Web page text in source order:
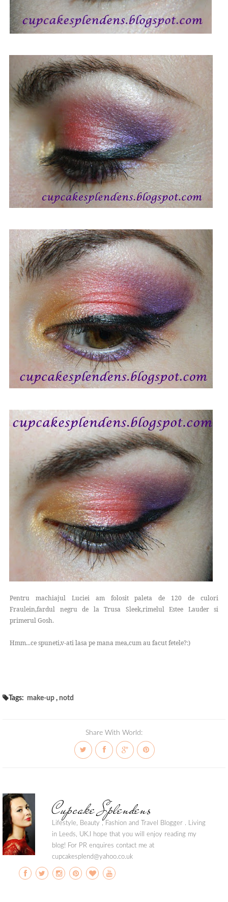
Pentru machiajul Luciei am folosit paleta de 120 de culori
Fraulein,fardul negru de la Trusa Sleek,rimelul Estee Lauder si
primerul Gosh.
Hmm...ce spuneti,v-ati lasa pe mana mea,cum au facut fetele?:)
Tags: make-up , notd
Share With World:
Cupcake Splendens
Lifestyle, Beauty , Fashion and Travel Blogger . Living
in Leeds, UK.I hope that you will enjoy reading my
blog! For PR enquires contact me at
cupcakesplend@yahoo.co.uk